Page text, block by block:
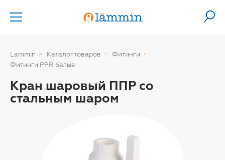
Lammin Каталог товаров
Фитинги
Фитинги PPR белые
Кран шаровый ППР со
стальным шаром